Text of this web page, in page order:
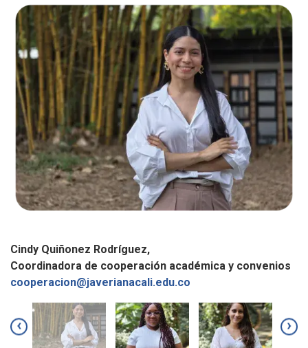
Cindy Quiñonez Rodríguez,
Coordinadora de cooperación académica y convenios
cooperacion@javerianacali.edu.co
‹ ›